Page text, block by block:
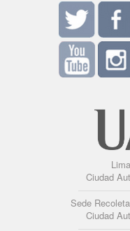
Ciudad
Sede
Ciudad